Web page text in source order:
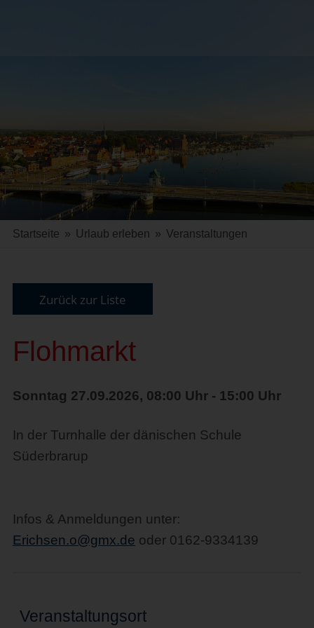
Startseite » Urlaub erleben » Veranstaltungen
Zurück zur Liste
Flohmarkt
Sonntag 27.09.2026, 08:00 Uhr - 15:00 Uhr
In der Turnhalle der dänischen Schule
Süderbrarup
Infos & Anmeldungen unter:
Erichsen.o@gmx.de oder 0162-9334139
Veranstaltungsort